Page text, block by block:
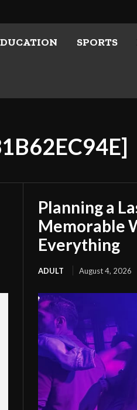
SPORTS
Planning a
Memorable
Everything
ADULT August 4, 2026